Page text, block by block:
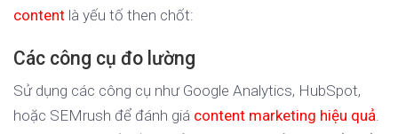
content là yếu tố then chốt:
Các công cụ đo lường
Sử dụng các công cụ như Google Analytics, HubSpot,
hoặc SEMrush để đánh giá content marketing hiệu quả.